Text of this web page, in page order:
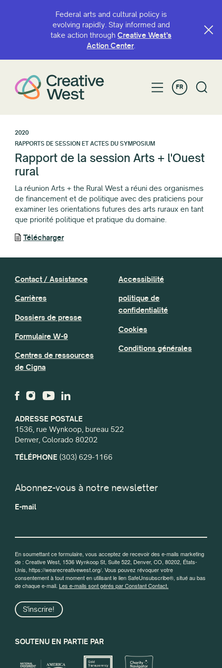
Federal arts and cultural policy is
evolving rapidly. Stay informed and
take action through Creative West’s
Action Center.
FR
2020
RAPPORTS DE SESSION ET ACTES DU SYMPOSIUM
Rapport de la session Arts + l'Ouest
rural
La réunion Arts + the Rural West a réuni des organismes
de financement et de politique avec des praticiens pour
examiner les orientations futures des arts ruraux en tant
que priorité politique et pratique du domaine.
Télécharger
ADRESSE POSTALE
1536, rue Wynkoop, bureau 522
Denver, Colorado 80202
TÉLÉPHONE (303) 629-1166
Contact / Assistance
Carrières
Dossiers de presse
Formulaire W-9
Centres de ressources
de Cigna
Accessibilité
politique de
confidentialité
Cookies
Conditions générales
Abonnez-vous à notre newsletter
E-mail
En soumettant ce formulaire, vous acceptez de recevoir des e-mails marketing
de : Creative West, 1536 Wynkoop St, Suite 522, Denver, CO, 80202, États-
Unis, https://wearecreativewest.org/. Vous pouvez révoquer votre
consentement à tout moment en utilisant le lien SafeUnsubscribe®, situé au bas
de chaque e-mail. Les e-mails sont gérés par Constant Contact.
S'inscrire!
SOUTENU EN PARTIE PAR